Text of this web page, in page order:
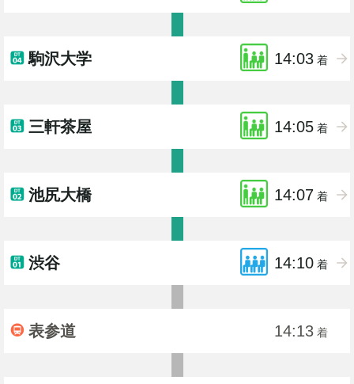
駒沢大学 14:03 着
三軒茶屋 14:05 着
池尻大橋 14:07 着
渋谷 14:10 着
表参道 14:13 着